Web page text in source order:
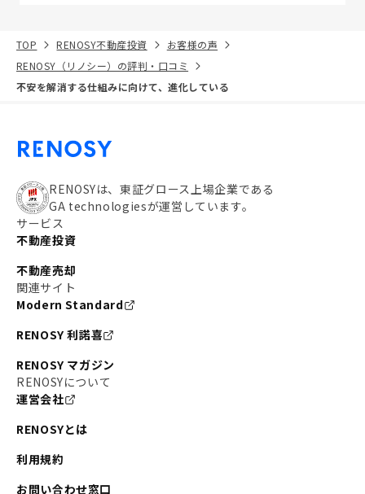
TOP RENOSY不動産投資
お客様の声
RENOSY（リノシー）の評判・口コミ
不安を解消する仕組みに向けて、進化している
RENOSYは、東証グロース上場企業である
GA technologiesが運営しています。
サービス
不動産投資
不動産売却
関連サイト
Modern Standard
RENOSY 利諾喜
RENOSY マガジン
RENOSYについて
運営会社
RENOSYとは
利用規約
お問い合わせ窓口